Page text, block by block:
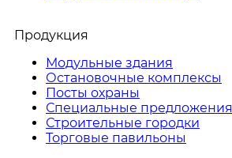
Продукция
Модульные здания
Остановочные комплексы
Посты охраны
Специальные предложения
Строительные городки
Торговые павильоны